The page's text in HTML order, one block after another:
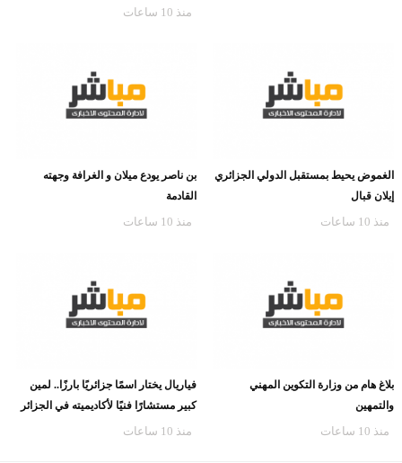
منذ 10 ساعات
الغموض يحيط بمستقبل الدولي الجزائري
إيلان قبال
منذ 10 ساعات
بن ناصر يودع ميلان و الغرافة وجهته
القادمة
منذ 10 ساعات
بلاغ هام من وزارة التكوين المهني
والتمهين
منذ 10 ساعات
فياريال يختار اسمًا جزائريًا بارزًا.. لمين
كبير مستشارًا فنيًا لأكاديميته في الجزائر
منذ 10 ساعات